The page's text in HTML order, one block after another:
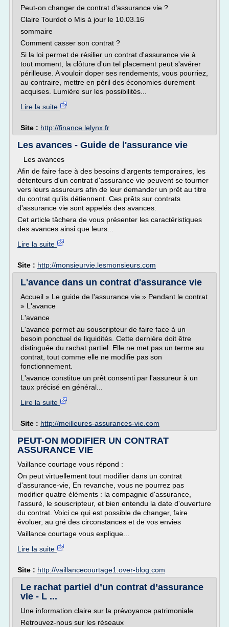
Peut-on changer de contrat d'assurance vie ?
Claire Tourdot o Mis à jour le 10.03.16
sommaire
Comment casser son contrat ?
Si la loi permet de résilier un contrat d'assurance vie à
tout moment, la clôture d'un tel placement peut s'avérer
périlleuse. A vouloir doper ses rendements, vous pourriez,
au contraire, mettre en péril des économies durement
acquises. Lumière sur les possibilités...
Lire la suite
Site : http://finance.lelynx.fr
Les avances - Guide de l'assurance vie
Les avances
Afin de faire face à des besoins d'argents temporaires, les
détenteurs d'un contrat d'assurance vie peuvent se tourner
vers leurs assureurs afin de leur demander un prêt au titre
du contrat qu'ils détiennent. Ces prêts sur contrats
d'assurance vie sont appelés des avances.
Cet article tâchera de vous présenter les caractéristiques
des avances ainsi que leurs...
Lire la suite
Site : http://monsieurvie.lesmonsieurs.com
L'avance dans un contrat d'assurance vie
Accueil » Le guide de l'assurance vie » Pendant le contrat
» L'avance
L'avance
L'avance permet au souscripteur de faire face à un
besoin ponctuel de liquidités. Cette dernière doit être
distinguée du rachat partiel. Elle ne met pas un terme au
contrat, tout comme elle ne modifie pas son
fonctionnement.
L'avance constitue un prêt consenti par l'assureur à un
taux précisé en général...
Lire la suite
Site : http://meilleures-assurances-vie.com
PEUT-ON MODIFIER UN CONTRAT
ASSURANCE VIE
Vaillance courtage vous répond :
On peut virtuellement tout modifier dans un contrat
d'assurance-vie, En revanche, vous ne pourrez pas
modifier quatre éléments : la compagnie d'assurance,
l'assuré, le souscripteur, et bien entendu la date d'ouverture
du contrat. Voici ce qui est possible de changer, faire
évoluer, au gré des circonstances et de vos envies
Vaillance courtage vous explique...
Lire la suite
Site : http://vaillancecourtage1.over-blog.com
Le rachat partiel d’un contrat d’assurance
vie - L ...
Une information claire sur la prévoyance patrimoniale
Retrouvez-nous sur les réseaux